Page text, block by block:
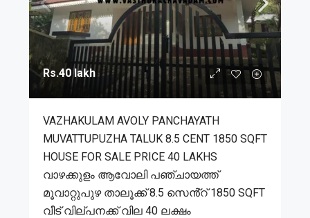
Rs.40 lakh
VAZHAKULAM AVOLY PANCHAYATH
MUVATTUPUZHA TALUK 8.5 CENT 1850 SQFT
HOUSE FOR SALE PRICE 40 LAKHS
വാഴക്കുളം ആവോലി പഞ്ചായത്ത്
മൂവാറ്റുപുഴ താലൂക്ക് 8.5 സെൻ്റ് 1850 SQFT
വീട് വില്പനക്ക് വില 40 ലക്ഷം